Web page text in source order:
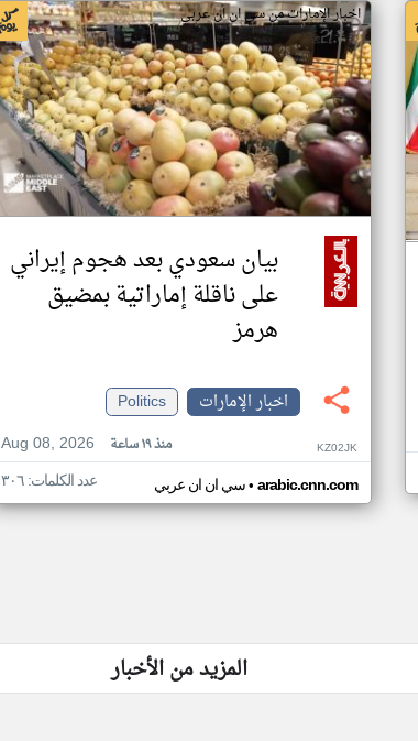
اخبار الإمارات من سي ان ان عربي
بيان سعودي بعد هجوم إيراني
على ناقلة إماراتية بمضيق
هرمز
اخبار الإمارات
Politics
Aug 08, 2026
منذ ١٩ ساعة KZ02JK
سي ان ان عربي• arabic.cnn.com عدد الكلمات: ٣٠٦
المزيد من الأخبار